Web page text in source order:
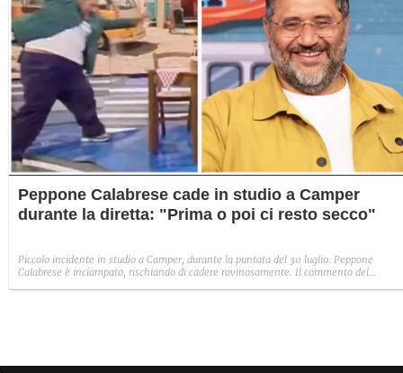
Peppone Calabrese cade in studio a Camper
durante la diretta: "Prima o poi ci resto secco"
Piccolo incidente in studio a Camper, durante la puntata del 30 luglio. Peppone
Calabrese è inciampato, rischiando di cadere rovinosamente. Il commento del